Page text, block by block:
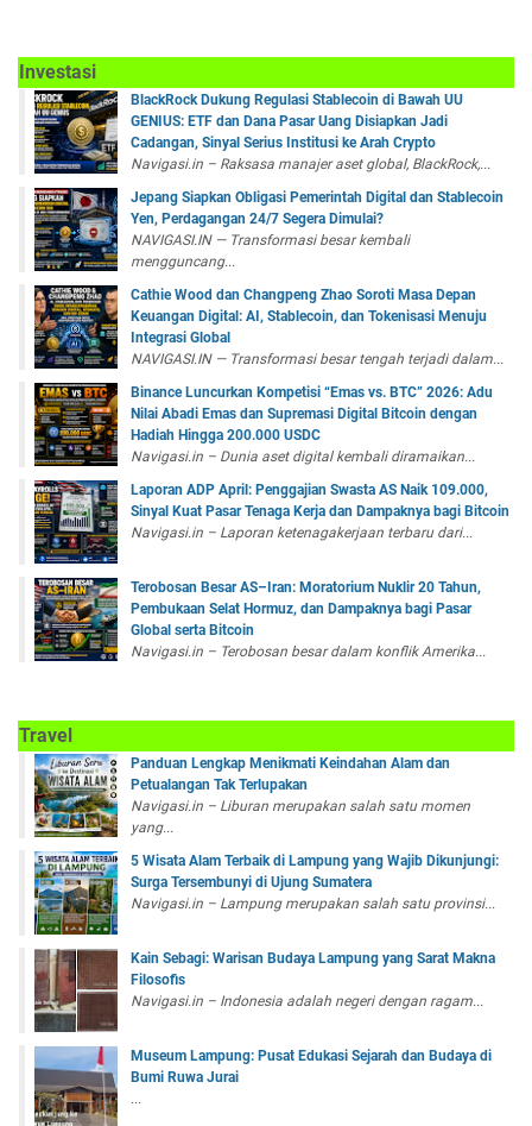
Investasi
BlackRock Dukung Regulasi Stablecoin di Bawah UU
GENIUS: ETF dan Dana Pasar Uang Disiapkan Jadi
Cadangan, Sinyal Serius Institusi ke Arah Crypto
Navigasi.in – Raksasa manajer aset global, BlackRock,...
Jepang Siapkan Obligasi Pemerintah Digital dan Stablecoin
Yen, Perdagangan 24/7 Segera Dimulai?
NAVIGASI.IN — Transformasi besar kembali
mengguncang...
Cathie Wood dan Changpeng Zhao Soroti Masa Depan
Keuangan Digital: AI, Stablecoin, dan Tokenisasi Menuju
Integrasi Global
NAVIGASI.IN — Transformasi besar tengah terjadi dalam...
Binance Luncurkan Kompetisi “Emas vs. BTC” 2026: Adu
Nilai Abadi Emas dan Supremasi Digital Bitcoin dengan
Hadiah Hingga 200.000 USDC
Navigasi.in – Dunia aset digital kembali diramaikan...
Laporan ADP April: Penggajian Swasta AS Naik 109.000,
Sinyal Kuat Pasar Tenaga Kerja dan Dampaknya bagi Bitcoin
Navigasi.in – Laporan ketenagakerjaan terbaru dari...
Terobosan Besar AS–Iran: Moratorium Nuklir 20 Tahun,
Pembukaan Selat Hormuz, dan Dampaknya bagi Pasar
Global serta Bitcoin
Navigasi.in – Terobosan besar dalam konflik Amerika...
Travel
Panduan Lengkap Menikmati Keindahan Alam dan
Petualangan Tak Terlupakan
Navigasi.in – Liburan merupakan salah satu momen
yang...
5 Wisata Alam Terbaik di Lampung yang Wajib Dikunjungi:
Surga Tersembunyi di Ujung Sumatera
Navigasi.in – Lampung merupakan salah satu provinsi...
Kain Sebagi: Warisan Budaya Lampung yang Sarat Makna
Filosofis
Navigasi.in – Indonesia adalah negeri dengan ragam...
Museum Lampung: Pusat Edukasi Sejarah dan Budaya di
Bumi Ruwa Jurai